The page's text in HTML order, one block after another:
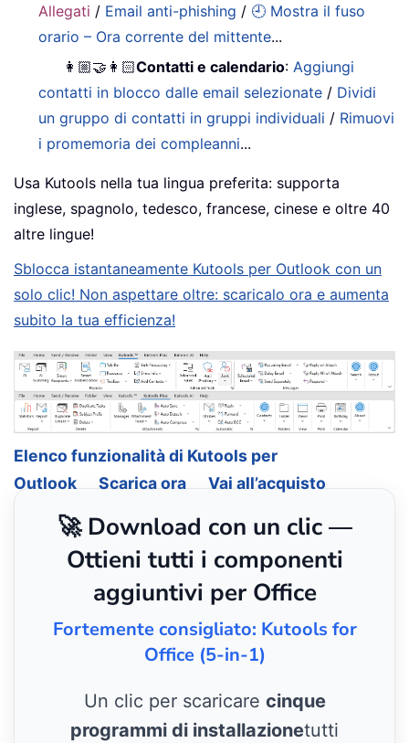
Allegati / Email anti-phishing / 🕘 Mostra il fuso
orario – Ora corrente del mittente...
👩🏼‍🤝‍👩🏻Contatti e calendario: Aggiungi
contatti in blocco dalle email selezionate / Dividi
un gruppo di contatti in gruppi individuali / Rimuovi
i promemoria dei compleanni...
Usa Kutools nella tua lingua preferita: supporta
inglese, spagnolo, tedesco, francese, cinese e oltre 40
altre lingue!
Sblocca istantaneamente Kutools per Outlook con un
solo clic! Non aspettare oltre: scaricalo ora e aumenta
subito la tua efficienza!
Elenco funzionalità di Kutools per
Outlook
Scarica ora Vai all’acquisto
🚀 Download con un clic —
Ottieni tutti i componenti
aggiuntivi per Office
Fortemente consigliato: Kutools for
Office (5-in-1)
Un clic per scaricare cinque
programmi di installazionetutti